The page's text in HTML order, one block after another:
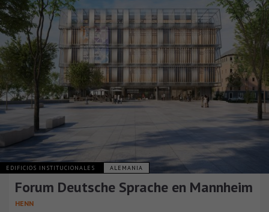
EDIFICIOS INSTITUCIONALES ALEMANIA
Forum Deutsche Sprache en Mannheim
HENN